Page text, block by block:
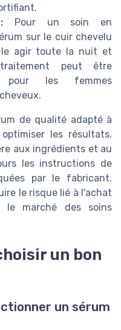
Pour un soin en
sur le cuir chevelu
le agir toute la nuit et
peut être
pour les femmes
de qualité adapté à
les résultats.
aux ingrédients et au
les instructions de
par le fabricant.
le risque lié à l'achat
le marché des soins
un bon
un sérum